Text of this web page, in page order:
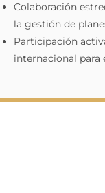
Colaboración
la gestión de
Participación
internacional para